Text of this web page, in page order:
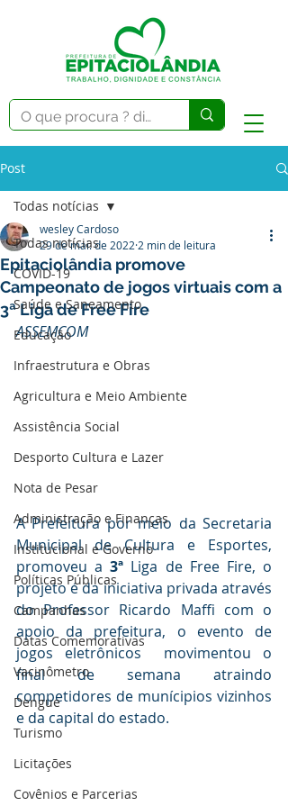
Post
Todas notícias
COVID-19
Saúde e Saneamento
Educação
Infraestrutura e Obras
Agricultura e Meio Ambiente
Assistência Social
Desporto Cultura e Lazer
Nota de Pesar
Administração e Finanças
Institucional e Governo
Políticas Públicas
Campanhas
Datas Comemorativas
Vacinômetro
Dengue
Turismo
Licitações
Covênios e Parcerias
Todas notícias
Epitaciolândia promove
Campeonato de jogos virtuais com a
3ª Liga de Free Fire
wesley Cardoso
29 de mai. de 2022 2 min de leitura
ASSEMCOM
A Prefeitura por meio da Secretaria
Municipal de Cultura e Esportes,
promoveu a 3ª Liga de Free Fire, o
projeto é da iniciativa privada através
do Professor Ricardo Maffi com o
apoio da prefeitura, o evento de
jogos eletrônicos  movimentou o
final de semana atraindo
competidores de munícipios vizinhos
e da capital do estado.